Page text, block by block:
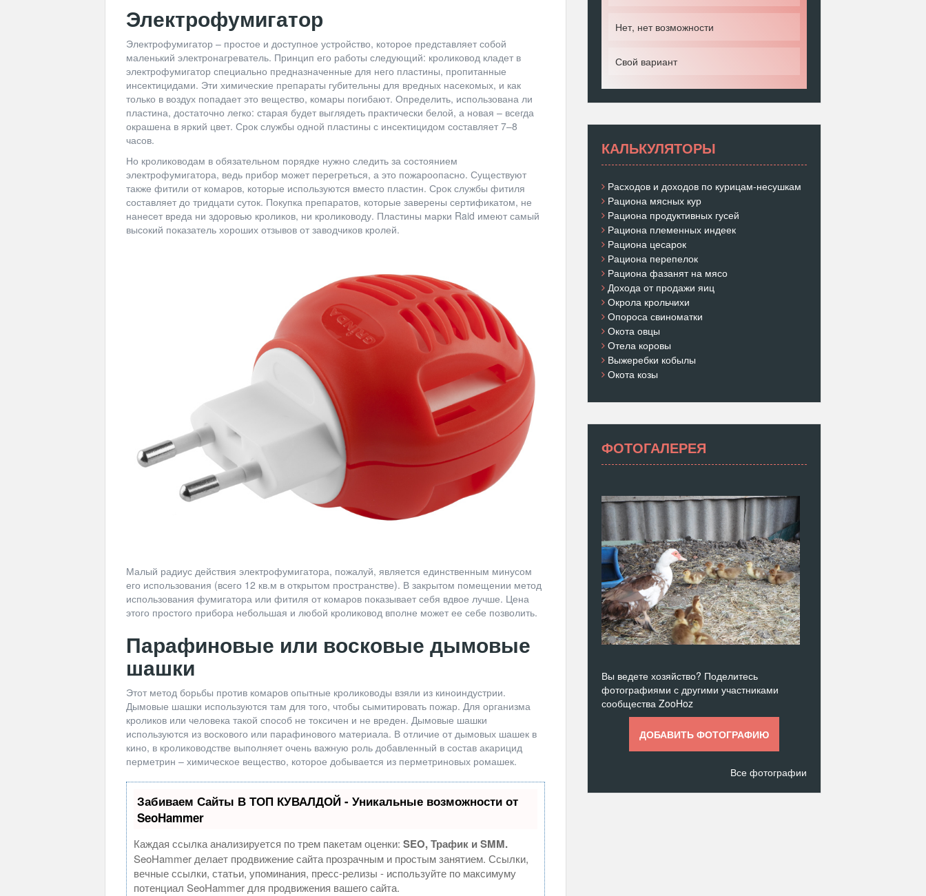
Электрофумигатор
Электрофумигатор – простое и доступное устройство, которое представляет собой
маленький электронагреватель. Принцип его работы следующий: кроликовод кладет в
электрофумигатор специально предназначенные для него пластины, пропитанные
инсектицидами. Эти химические препараты губительны для вредных насекомых, и как
только в воздух попадает это вещество, комары погибают. Определить, использована ли
пластина, достаточно легко: старая будет выглядеть практически белой, а новая – всегда
окрашена в яркий цвет. Срок службы одной пластины с инсектицидом составляет 7–8
часов.
Но кролиководам в обязательном порядке нужно следить за состоянием
электрофумигатора, ведь прибор может перегреться, а это пожароопасно. Существуют
также фитили от комаров, которые используются вместо пластин. Срок службы фитиля
составляет до тридцати суток. Покупка препаратов, которые заверены сертификатом, не
нанесет вреда ни здоровью кроликов, ни кролиководу. Пластины марки Raid имеют самый
высокий показатель хороших отзывов от заводчиков кролей.
Малый радиус действия электрофумигатора, пожалуй, является единственным минусом
его использования (всего 12 кв.м в открытом пространстве). В закрытом помещении метод
использования фумигатора или фитиля от комаров показывает себя вдвое лучше. Цена
этого простого прибора небольшая и любой кроликовод вполне может ее себе позволить.
Парафиновые или восковые дымовые
шашки
Этот метод борьбы против комаров опытные кролиководы взяли из киноиндустрии.
Дымовые шашки используются там для того, чтобы сымитировать пожар. Для организма
кроликов или человека такой способ не токсичен и не вреден. Дымовые шашки
используются из воскового или парафинового материала. В отличие от дымовых шашек в
кино, в кролиководстве выполняет очень важную роль добавленный в состав акарицид
перметрин – химическое вещество, которое добывается из перметриновых ромашек.
Забиваем Сайты В ТОП КУВАЛДОЙ - Уникальные возможности от
SeoHammer
Каждая ссылка анализируется по трем пакетам оценки: SEO, Трафик и SMM.
SeoHammer делает продвижение сайта прозрачным и простым занятием. Ссылки,
вечные ссылки, статьи, упоминания, пресс-релизы - используйте по максимуму
потенциал SeoHammer для продвижения вашего сайта.
Нет, нет возможности
Свой вариант
КАЛЬКУЛЯТОРЫ
Расходов и доходов по курицам-несушкам
Рациона мясных кур
Рациона продуктивных гусей
Рациона племенных индеек
Рациона цесарок
Рациона перепелок
Рациона фазанят на мясо
Дохода от продажи яиц
Окрола крольчихи
Опороса свиноматки
Окота овцы
Отела коровы
Выжеребки кобылы
Окота козы
ФОТОГАЛЕРЕЯ
Вы ведете хозяйство? Поделитесь
фотографиями с другими участниками
сообщества ZooHoz
ДОБАВИТЬ ФОТОГРАФИЮ
Все фотографии